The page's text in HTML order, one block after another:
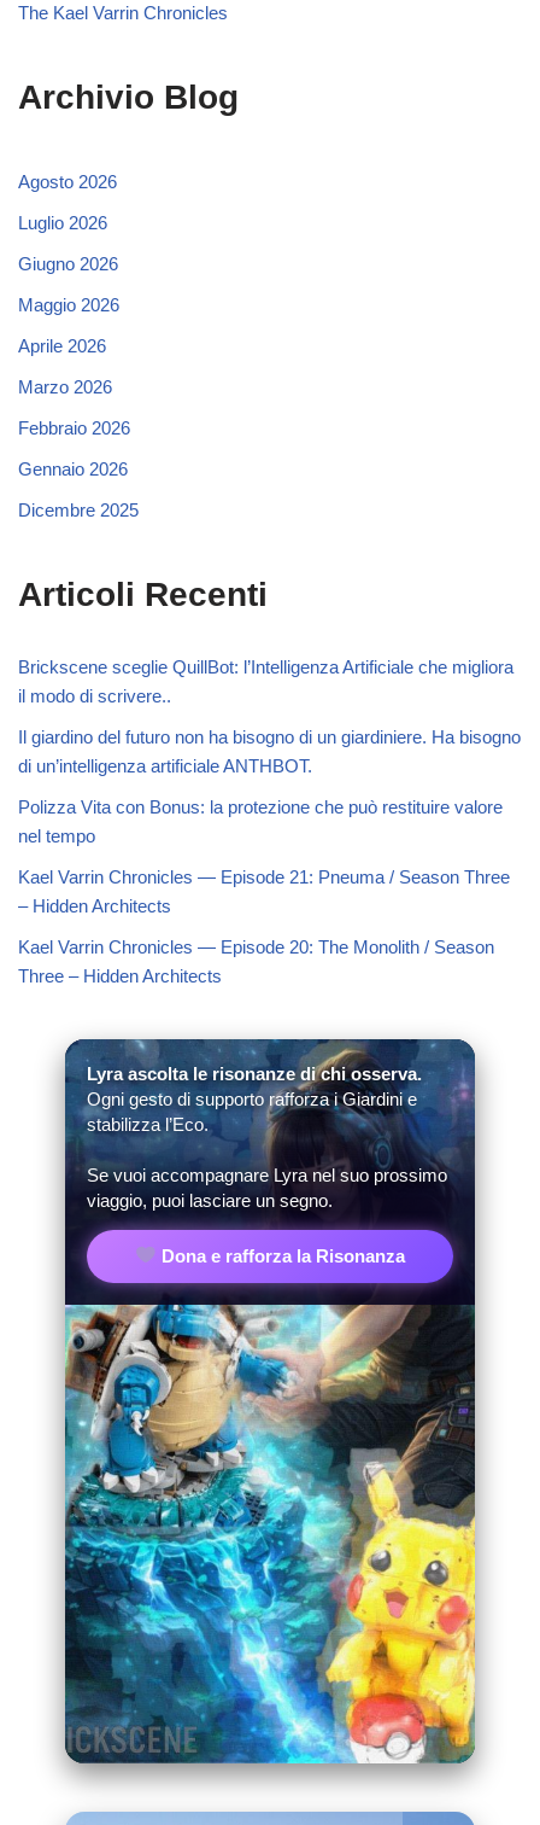
The Kael Varrin Chronicles
Archivio Blog
Agosto 2026
Luglio 2026
Giugno 2026
Maggio 2026
Aprile 2026
Marzo 2026
Febbraio 2026
Gennaio 2026
Dicembre 2025
Articoli Recenti
Brickscene sceglie QuillBot: l’Intelligenza Artificiale che migliora
il modo di scrivere..
Il giardino del futuro non ha bisogno di un giardiniere. Ha bisogno
di un’intelligenza artificiale ANTHBOT.
Polizza Vita con Bonus: la protezione che può restituire valore
nel tempo
Kael Varrin Chronicles — Episode 21: Pneuma / Season Three
– Hidden Architects
Kael Varrin Chronicles — Episode 20: The Monolith / Season
Three – Hidden Architects
Lyra ascolta le risonanze di chi osserva.
Ogni gesto di supporto rafforza i Giardini e
stabilizza l’Eco.
Se vuoi accompagnare Lyra nel suo prossimo
viaggio, puoi lasciare un segno.
Dona e rafforza la Risonanza